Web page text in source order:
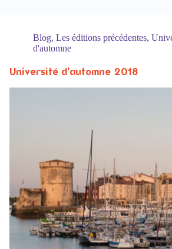
Blog,Les éditions précédentes,
d'automne
Université d’automne 2018